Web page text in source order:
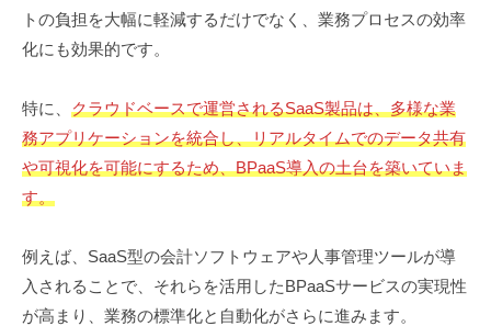
トの負担を大幅に軽減するだけでなく、業務プロセスの効率
化にも効果的です。
特に、 クラウドベースで運営されるSaaS製品は、多様な業
務アプリケーションを統合し、リアルタイムでのデータ共有
や可視化を可能にするため、BPaaS導入の土台を築いていま
す。
例えば、SaaS型の会計ソフトウェアや人事管理ツールが導
入されることで、それらを活用したBPaaSサービスの実現性
が高まり、業務の標準化と自動化がさらに進みます。